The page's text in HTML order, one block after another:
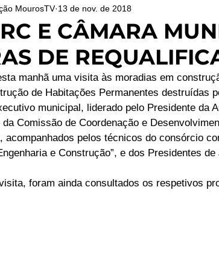
SOCIEDADE TÁBUA ARGANIL
COVID-19 ARTIGOS Politica
LUSA ELEIÇÕES SABORES E SABERES
E CÂMARA
DE
MourosTV 13 de nov. de 2018
manhã uma visita às moradias em
de Habitações Permanentes destruídas
municipal, liderado pelo Presidente da
da Comissão de Coordenação e
acompanhados pelos técnicos do consórcio
e Construção”, e dos Presidentes
foram ainda consultados os respetivos